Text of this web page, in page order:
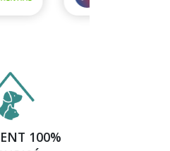
100%